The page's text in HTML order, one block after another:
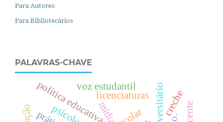
Para Autores
Para Bibliotecários
PALAVRAS-CHAVE
política educativa
mídia
licenciaturas
voz estudantil
creche